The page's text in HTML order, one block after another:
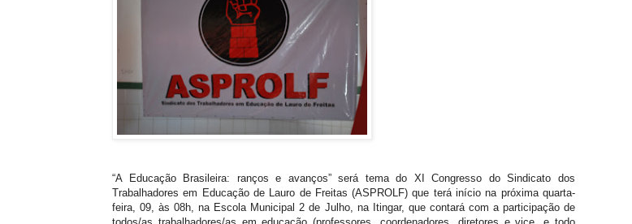
“A Educação Brasileira: ranços e avanços” será tema do XI Congresso do Sindicato dos
Trabalhadores em Educação de Lauro de Freitas (ASPROLF) que terá início na próxima quarta-
feira, 09, às 08h, na Escola Municipal 2 de Julho, na Itingar, que contará com a participação de